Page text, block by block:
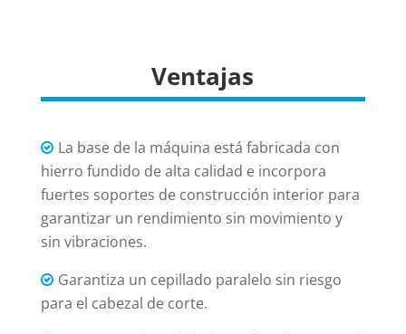
Ventajas
La base de la máquina está fabricada con
hierro fundido de alta calidad e incorpora
fuertes soportes de construcción interior para
garantizar un rendimiento sin movimiento y
sin vibraciones.
Garantiza un cepillado paralelo sin riesgo
para el cabezal de corte.